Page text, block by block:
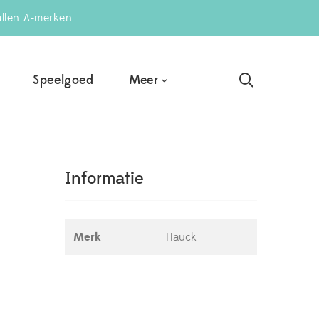
A-merken.
Speelgoed Meer
Informatie
Merk Hauck